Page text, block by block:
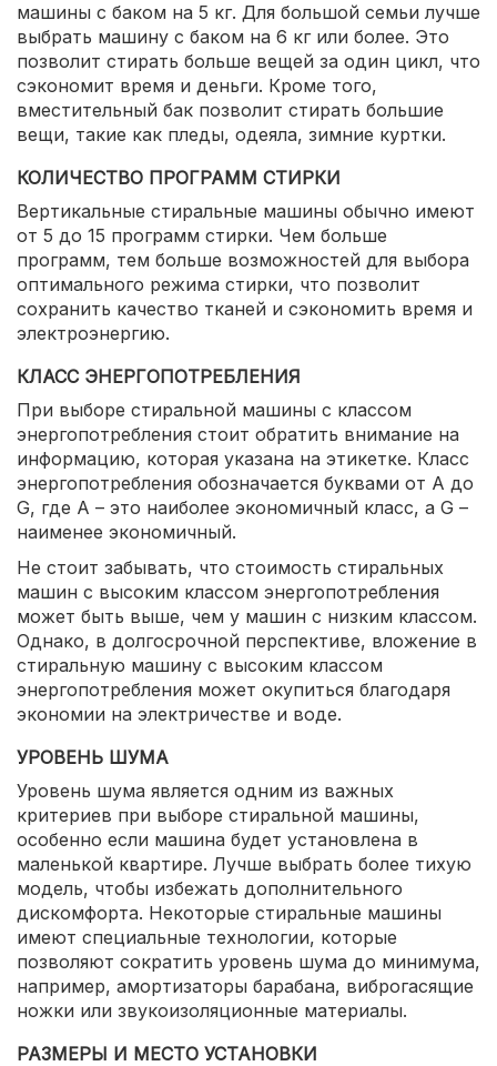
машины с баком на 5 кг. Для большой семьи лучше
выбрать машину с баком на 6 кг или более. Это
позволит стирать больше вещей за один цикл, что
сэкономит время и деньги. Кроме того,
вместительный бак позволит стирать большие
вещи, такие как пледы, одеяла, зимние куртки.
КОЛИЧЕСТВО ПРОГРАММ СТИРКИ
Вертикальные стиральные машины обычно имеют
от 5 до 15 программ стирки. Чем больше
программ, тем больше возможностей для выбора
оптимального режима стирки, что позволит
сохранить качество тканей и сэкономить время и
электроэнергию.
КЛАСС ЭНЕРГОПОТРЕБЛЕНИЯ
При выборе стиральной машины с классом
энергопотребления стоит обратить внимание на
информацию, которая указана на этикетке. Класс
энергопотребления обозначается буквами от A до
G, где A – это наиболее экономичный класс, а G –
наименее экономичный.
Не стоит забывать, что стоимость стиральных
машин с высоким классом энергопотребления
может быть выше, чем у машин с низким классом.
Однако, в долгосрочной перспективе, вложение в
стиральную машину с высоким классом
энергопотребления может окупиться благодаря
экономии на электричестве и воде.
УРОВЕНЬ ШУМА
Уровень шума является одним из важных
критериев при выборе стиральной машины,
особенно если машина будет установлена в
маленькой квартире. Лучше выбрать более тихую
модель, чтобы избежать дополнительного
дискомфорта. Некоторые стиральные машины
имеют специальные технологии, которые
позволяют сократить уровень шума до минимума,
например, амортизаторы барабана, виброгасящие
ножки или звукоизоляционные материалы.
РАЗМЕРЫ И МЕСТО УСТАНОВКИ